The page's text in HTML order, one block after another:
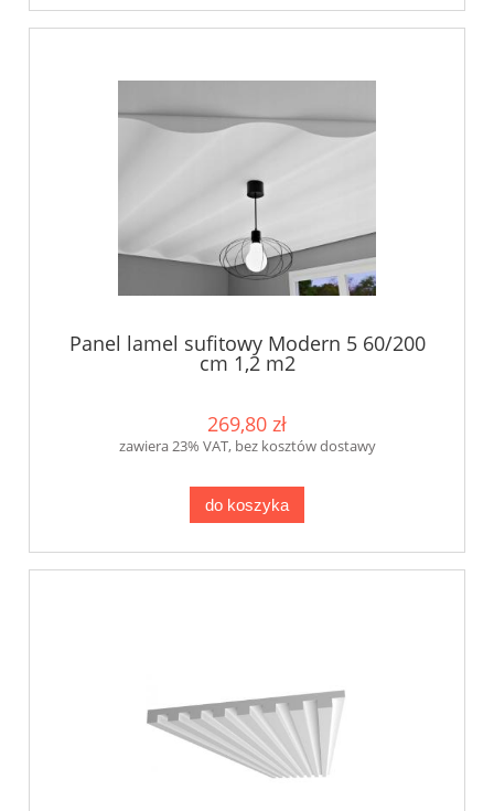
Panel lamel sufitowy Modern 5 60/200
cm 1,2 m2
269,80 zł
zawiera 23% VAT, bez kosztów dostawy
do koszyka